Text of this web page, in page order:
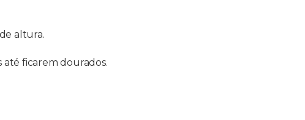
altura.
ficarem dourados.